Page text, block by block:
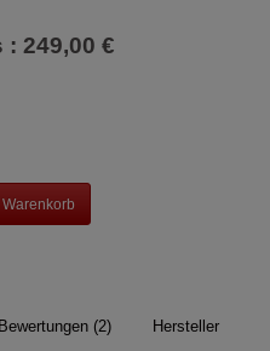
249,00 €
Bewertungen (2) Hersteller